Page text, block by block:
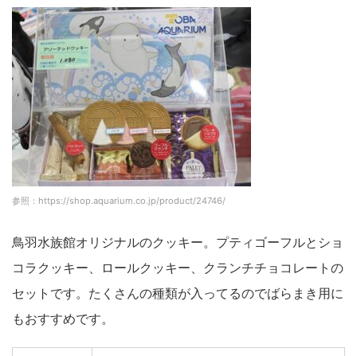
参照：https://shop.aquarium.co.jp/product/24746/
鳥羽水族館オリジナルのクッキー。プティゴーフルとショ
コラクッキー、ロールクッキー、クランチチョコレートの
セットです。たくさんの種類が入ってるのでばらまき用に
もおすすめです。